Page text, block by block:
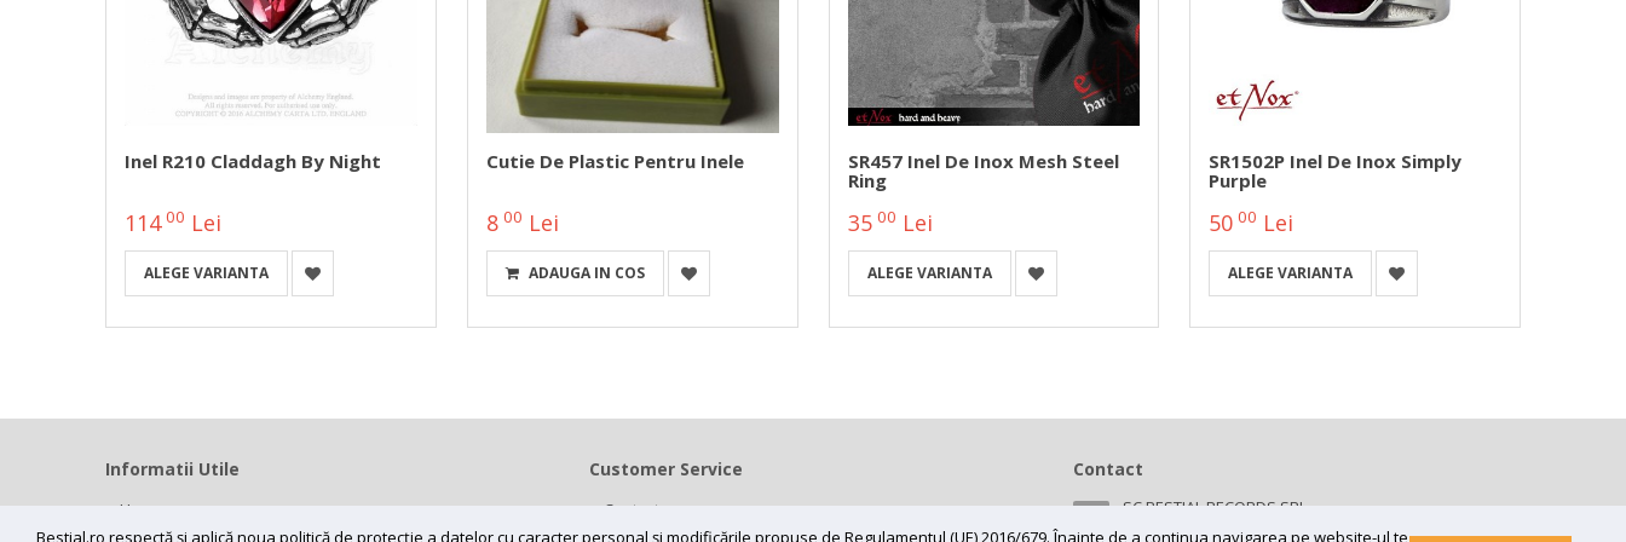
Inel R210 Claddagh By Night
114 00 Lei
ALEGE VARIANTA
Cutie De Plastic Pentru Inele
8 00 Lei
ADAUGA IN COS
SR457 Inel De Inox Mesh Steel
Ring
35 00 Lei
ALEGE VARIANTA
SR1502P Inel De Inox Simply
Purple
50 00 Lei
ALEGE VARIANTA
Bestial.ro respectă și aplică noua politică de protecție a datelor cu caracter personal și modificările propuse de Regulamentul (UE) 2016/679. Înainte de a continua navigarea pe website-ul te
Informatii Utile
Home
Modalitati livrare
Customer Service
Contact
Termeni si conditii
Contact
SC BESTIAL RECORDS SRL
Bv 16 Decembrie 1989 nr 43, in curte la Neuromed,